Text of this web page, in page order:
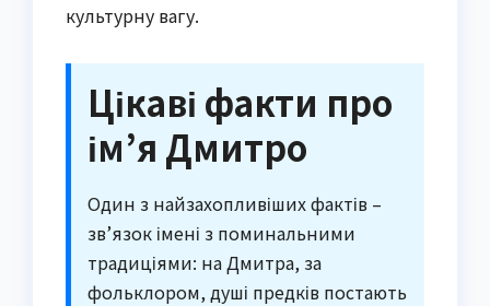
культурну вагу.
Цікаві факти про
ім’я Дмитро
Один з найзахопливіших фактів –
зв’язок імені з поминальними
традиціями: на Дмитра, за
фольклором, душі предків постають